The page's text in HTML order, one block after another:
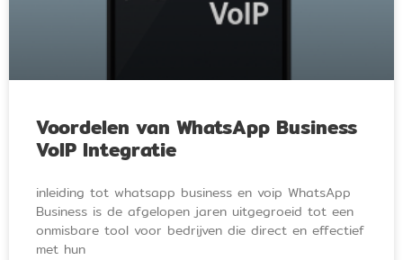
Voordelen van WhatsApp Business
VoIP Integratie
inleiding tot whatsapp business en voip WhatsApp
Business is de afgelopen jaren uitgegroeid tot een
onmisbare tool voor bedrijven die direct en effectief
met hun